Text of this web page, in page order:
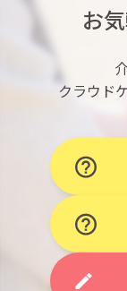
お
クラウド